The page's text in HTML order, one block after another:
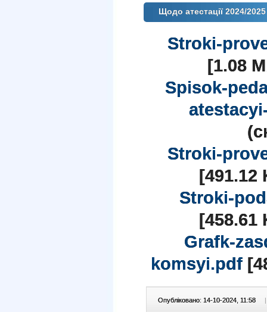
Щодо атестації 2024/2025
Stroki-
[1.08
Spisok-
Stroki-
[491.12
Stroki-
[458.61
Grafk-
komsyi.pdf
Опубліковано: 14-10-2024, 11:58 |